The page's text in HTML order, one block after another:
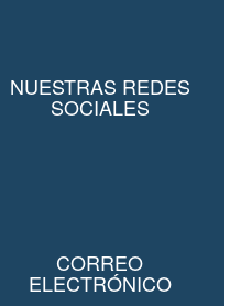
NUESTRAS REDES
SOCIALES
CORREO
ELECTRÓNICO